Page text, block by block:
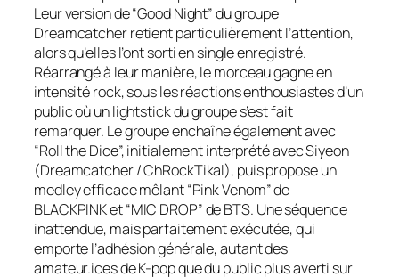
Leur version de “Good Night” du groupe
Dreamcatcher retient particulièrement l’attention,
alors qu’elles l’ont sorti en single enregistré.
Réarrangé à leur manière, le morceau gagne en
intensité rock, sous les réactions enthousiastes d’un
public où un lightstick du groupe s’est fait
remarquer. Le groupe enchaîne également avec
“Roll the Dice”, initialement interprété avec Siyeon
(Dreamcatcher / ChRockTikal), puis propose un
medley efficace mêlant “Pink Venom” de
BLACKPINK et “MIC DROP” de BTS. Une séquence
inattendue, mais parfaitement exécutée, qui
emporte l’adhésion générale, autant des
amateur.ices de K-pop que du public plus averti sur